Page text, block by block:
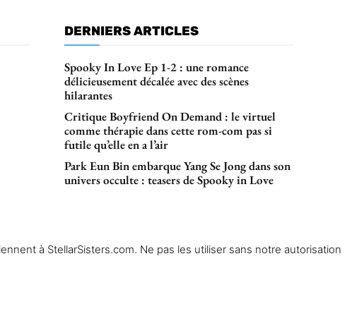
DERNIERS ARTICLES
Spooky In Love Ep 1-2 : une romance
délicieusement décalée avec des scènes
hilarantes
Critique Boyfriend On Demand : le virtuel
comme thérapie dans cette rom-com pas si
futile qu’elle en a l’air
Park Eun Bin embarque Yang Se Jong dans son
univers occulte : teasers de Spooky in Love
à StellarSisters.com. Ne pas les utiliser sans notre autorisation